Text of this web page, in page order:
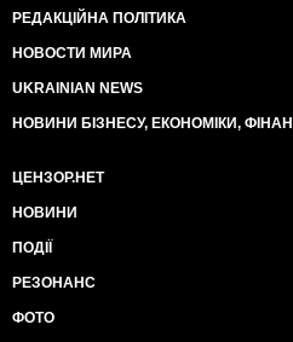
РЕДАКЦІЙНА ПОЛІТИКА
НОВОСТИ МИРА
UKRAINIAN NEWS
НОВИНИ БІЗНЕСУ, ЕКОНОМІКИ,
ЦЕНЗОР.НЕТ
НОВИНИ
ПОДІЇ
РЕЗОНАНС
ФОТО